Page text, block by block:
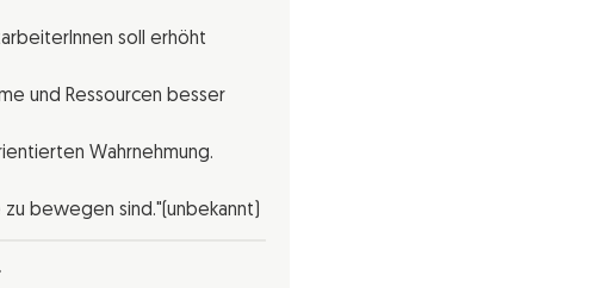
soll erhöht
und Ressourcen besser
Wahrnehmung.
bewegen sind."(unbekannt)